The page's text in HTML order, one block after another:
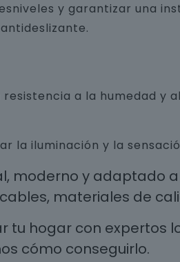
y garantizar una
a la humedad y
la iluminación y la
moderno y adaptado
materiales de
hogar con expertos
cómo conseguirlo.